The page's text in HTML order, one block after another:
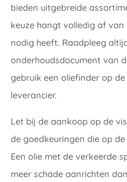
bieden uitgebreide
keuze hangt volledig af
nodig heeft. Raadpleeg
onderhoudsdocument van
gebruik een oliefinder op
leverancier.
Let bij de aankoop op de
de goedkeuringen die op
Een olie met de verkeerde
meer schade aanrichten